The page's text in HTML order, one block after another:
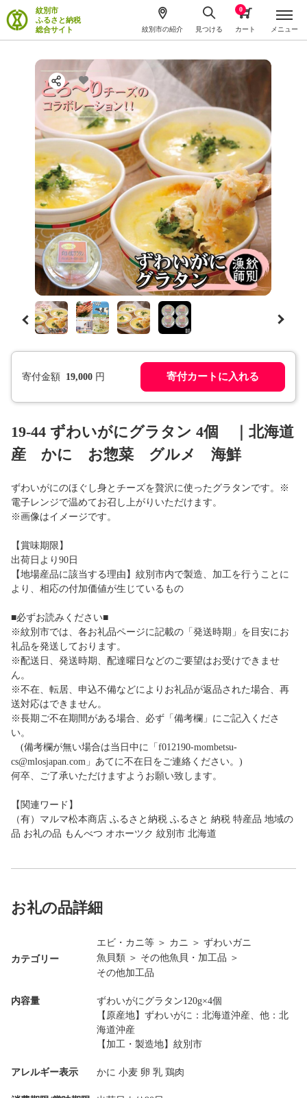
紋別市
ふるさと納税
総合サイト
紋別市の紹介 見つける カート
0
メニュー
寄付金額 19,000 円 寄付カートに入れる
19-44 ずわいがにグラタン 4個 ｜北海道
産 かに お惣菜 グルメ 海鮮
ずわいがにのほぐし身とチーズを贅沢に使ったグラタンです。※
電子レンジで温めてお召し上がりいただけます。
※画像はイメージです。
【賞味期限】
出荷日より90日
【地場産品に該当する理由】紋別市内で製造、加工を行うことに
より、相応の付加価値が生じているもの
■必ずお読みください■
※紋別市では、各お礼品ページに記載の「発送時期」を目安にお
礼品を発送しております。
※配送日、発送時期、配達曜日などのご要望はお受けできませ
ん。
※不在、転居、申込不備などによりお礼品が返品された場合、再
送対応はできません。
※長期ご不在期間がある場合、必ず「備考欄」にご記入くださ
い。
(備考欄が無い場合は当日中に「f012190-mombetsu-
cs@mlosjapan.com」あてに不在日をご連絡ください。)
何卒、ご了承いただけますようお願い致します。
【関連ワード】
（有）マルマ松本商店 ふるさと納税 ふるさと 納税 特産品 地域の
品 お礼の品 もんべつ オホーツク 紋別市 北海道
お礼の品詳細
カテゴリー
エビ・カニ等 ＞ カニ ＞ ずわいガニ
魚貝類 ＞ その他魚貝・加工品 ＞
その他加工品
内容量
ずわいがにグラタン120g×4個
【原産地】ずわいがに：北海道沖産、他：北
海道沖産
【加工・製造地】紋別市
アレルギー表示 かに 小麦 卵 乳 鶏肉